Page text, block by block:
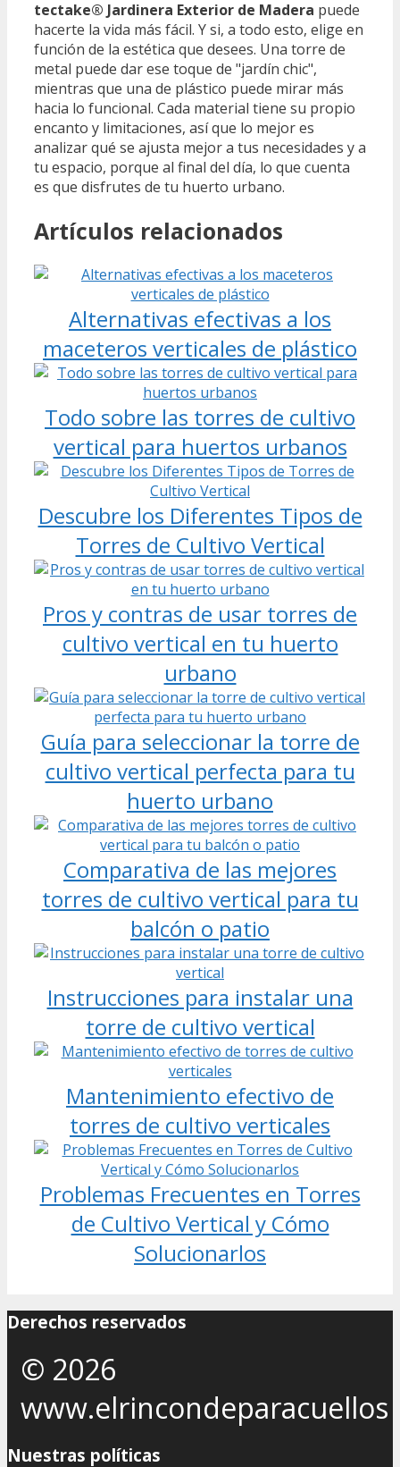
tectake® Jardinera Exterior de Madera puede
hacerte la vida más fácil. Y si, a todo esto, elige en
función de la estética que desees. Una torre de
metal puede dar ese toque de "jardín chic",
mientras que una de plástico puede mirar más
hacia lo funcional. Cada material tiene su propio
encanto y limitaciones, así que lo mejor es
analizar qué se ajusta mejor a tus necesidades y a
tu espacio, porque al final del día, lo que cuenta
es que disfrutes de tu huerto urbano.
Artículos relacionados
Alternativas efectivas a los
maceteros verticales de plástico
Todo sobre las torres de cultivo
vertical para huertos urbanos
Descubre los Diferentes Tipos de
Torres de Cultivo Vertical
Pros y contras de usar torres de
cultivo vertical en tu huerto
urbano
Guía para seleccionar la torre de
cultivo vertical perfecta para tu
huerto urbano
Comparativa de las mejores
torres de cultivo vertical para tu
balcón o patio
Instrucciones para instalar una
torre de cultivo vertical
Mantenimiento efectivo de
torres de cultivo verticales
Problemas Frecuentes en Torres
de Cultivo Vertical y Cómo
Solucionarlos
Derechos reservados
© 2026
www.elrincondeparacuellos
Nuestras políticas